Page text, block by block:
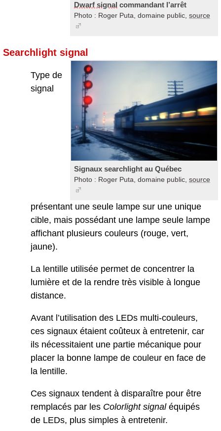
Dwarf signal commandant l’arrêt
Photo : Roger Puta, domaine public, source
Searchlight signal
Signaux searchlight au Québec
Photo : Roger Puta, domaine public, source
Type de
signal
présentant une seule lampe sur une unique
cible, mais possédant une lampe seule lampe
affichant plusieurs couleurs (rouge, vert,
jaune).
La lentille utilisée permet de concentrer la
lumière et de la rendre très visible à longue
distance.
Avant l’utilisation des LEDs multi-couleurs,
ces signaux étaient coûteux à entretenir, car
ils nécessitaient une partie mécanique pour
placer la bonne lampe de couleur en face de
la lentille.
Ces signaux tendent à disparaître pour être
remplacés par les Colorlight signaléquipés
de LEDs, plus simples à entretenir.